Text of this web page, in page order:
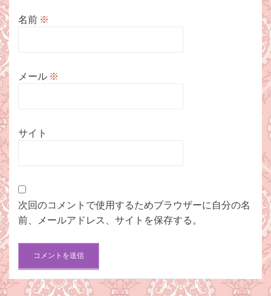
名前 ※
メール ※
サイト
次回のコメントで使用するためブラウザーに自分の名
前、メールアドレス、サイトを保存する。